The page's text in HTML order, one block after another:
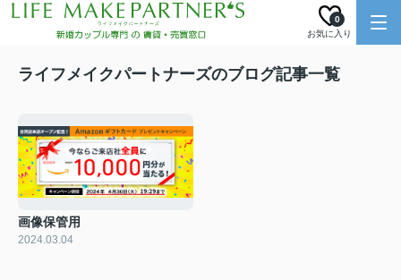
お気に入り
0
ライフメイクパートナーズのブログ記事一覧
画像保管用
2024.03.04